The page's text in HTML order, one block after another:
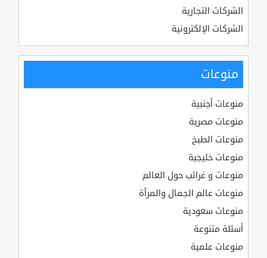
الشركات التجارية
الشركات الإلكترونية
منوعات
منوعات أجنبية
منوعات مصرية
منوعات الطبخ
منوعات خليجية
منوعات و غرائب حول العالم
منوعات عالم الجمال والمرآة
منوعات سعودية
أسئلة متنوعة
منوعات علمية